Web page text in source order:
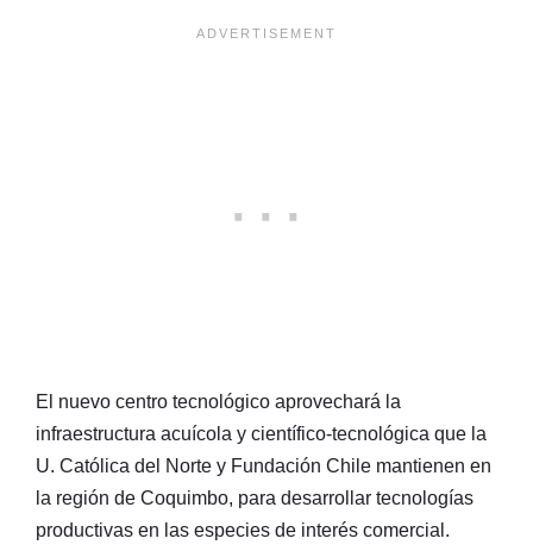
El nuevo centro tecnológico aprovechará la
infraestructura acuícola y científico-tecnológica que la
U. Católica del Norte y Fundación Chile mantienen en
la región de Coquimbo, para desarrollar tecnologías
productivas en las especies de interés comercial.